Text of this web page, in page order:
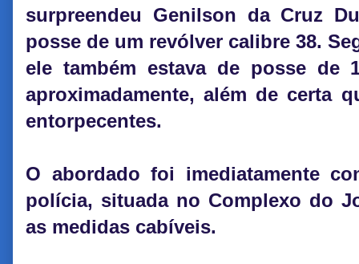
surpreendeu Genilson da Cruz
posse de um revólver calibre 38.
ele também estava de posse de
aproximadamente, além de certa
entorpecentes.
O abordado foi imediatamente
polícia, situada no Complexo do
as medidas cabíveis.